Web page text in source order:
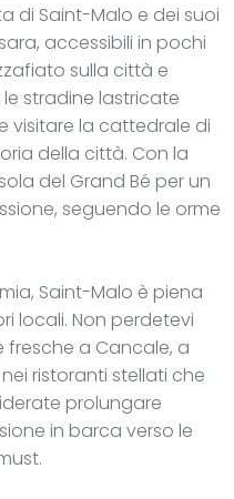
di Saint-Malo e dei suoi
accessibili in pochi
sulla città e
stradine lastricate
visitare la cattedrale di
della città. Con la
del Grand Bé per un
seguendo le orme
Saint-Malo è piena
locali. Non perdetevi
a Cancale, a
ristoranti stellati che
prolungare
in barca verso le